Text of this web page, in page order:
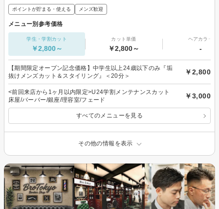
ポイントが貯まる・使える メンズ歓迎
メニュー別参考価格
学生・学割カット
￥2,800～
カット単価
￥2,800～
ヘアカラー
-
【期間限定オープン記念価格】中学生以上24歳以下のみ『垢
抜けメンズカット＆スタイリング』＜20分＞
￥2,800
<前回来店から1ヶ月以内限定>U24学割メンテナンスカット
床屋/バーバー/銀座/理容室/フェード
￥3,000
すべてのメニューを見る
その他の情報を表示